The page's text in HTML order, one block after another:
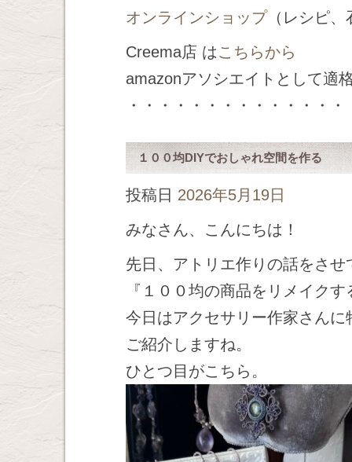
オンラインショップ（レシピ、
Creema店 はこちらから
amazonアソシエイトとして適
・・・・・・・・・・・・・・
１００均DIYでおしゃれ空間を作る
投稿日 2026年5月19日
みなさん、こんにちは！
先日、アトリエ作りの話をさ
『１００均の商品をリメイクす
今日はアクセサリー作家さん
ご紹介しますね。
ひとつ目がこちら。